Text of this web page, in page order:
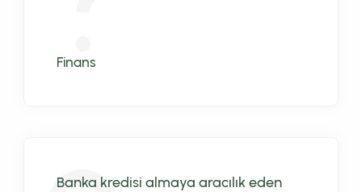
Finans
Banka kredisi almaya aracılık eden